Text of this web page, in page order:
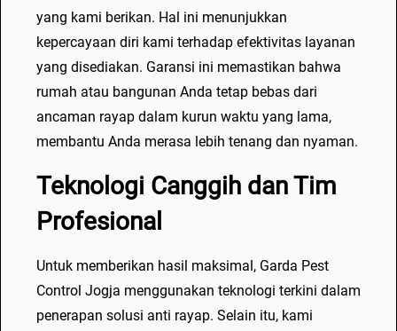
yang kami berikan. Hal ini menunjukkan
kepercayaan diri kami terhadap efektivitas layanan
yang disediakan. Garansi ini memastikan bahwa
rumah atau bangunan Anda tetap bebas dari
ancaman rayap dalam kurun waktu yang lama,
membantu Anda merasa lebih tenang dan nyaman.
Teknologi Canggih dan Tim
Profesional
Untuk memberikan hasil maksimal, Garda Pest
Control Jogja menggunakan teknologi terkini dalam
penerapan solusi anti rayap. Selain itu, kami